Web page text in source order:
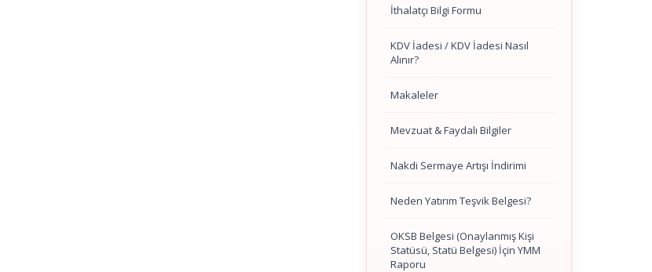
İthalatçı Bilgi Formu
KDV İadesi / KDV İadesi Nasıl
Alınır?
Makaleler
Mevzuat & Faydalı Bilgiler
Nakdi Sermaye Artışı İndirimi
Neden Yatırım Teşvik Belgesi?
OKSB Belgesi (Onaylanmış Kişi
Statüsü, Statü Belgesi) İçin YMM
Raporu